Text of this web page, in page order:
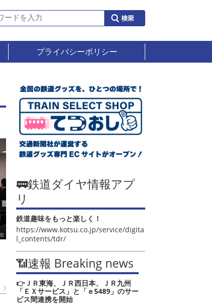
プライバシーポリシー
🚃鉄道ダイヤ情報アプ
リ
鉄道趣味をもっと楽しく！
https://www.kotsu.co.jp/service/digita
l_contents/tdr/
📶速報 Breaking news
👉ＪＲ東海、ＪＲ西日本、ＪＲ九州
「ＥＸサービス」と「ｅ5489」のサー
ビス間連携を開始